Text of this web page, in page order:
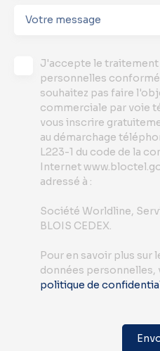
Votre message
J'accepte le traitement
personnelles
souhaitez pas faire
commerciale par voie
vous inscrire
au démarchage
L223-1 du code de la
Internet
adressé à :
Société Worldline,
BLOIS CEDEX.
Pour en savoir plus sur
données
politique de